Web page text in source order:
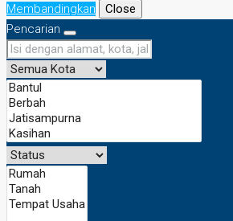
Membandingkan
Close
Pencarian